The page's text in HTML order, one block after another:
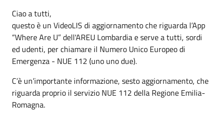
Ciao a tutti,
questo è un VideoLIS di aggiornamento che riguarda l’App
“Where Are U” dell'AREU Lombardia e serve a tutti, sordi
ed udenti, per chiamare il Numero Unico Europeo di
Emergenza - NUE 112 (uno uno due).
C’è un’importante informazione, sesto aggiornamento, che
riguarda proprio il servizio NUE 112 della Regione Emilia-
Romagna.